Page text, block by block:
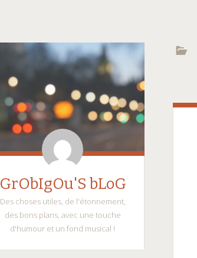
GrObIgOu'S bLoG
Des choses utiles, de l'étonnement,
des bons plans, avec une touche
d'humour et un fond musical !